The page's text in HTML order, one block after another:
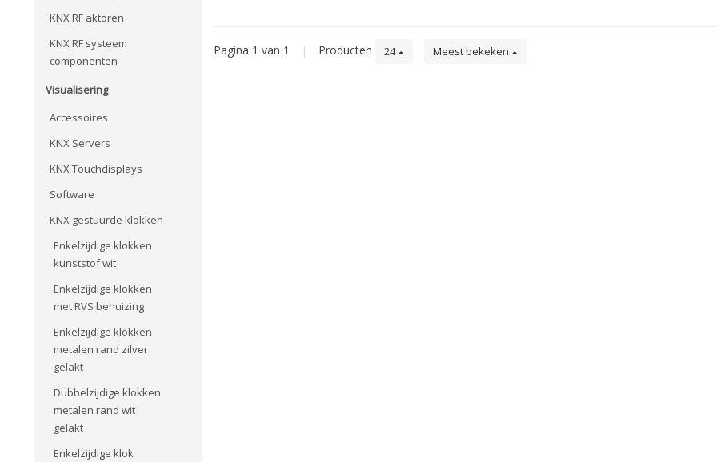
KNX RF aktoren
KNX RF systeem
componenten
Visualisering
Accessoires
KNX Servers
KNX Touchdisplays
Software
KNX gestuurde klokken
Enkelzijdige klokken
kunststof wit
Enkelzijdige klokken
met RVS behuizing
Enkelzijdige klokken
metalen rand zilver
gelakt
Dubbelzijdige klokken
metalen rand wit
gelakt
Enkelzijdige klok
Pagina 1 van 1 | Producten 24 Meest bekeken